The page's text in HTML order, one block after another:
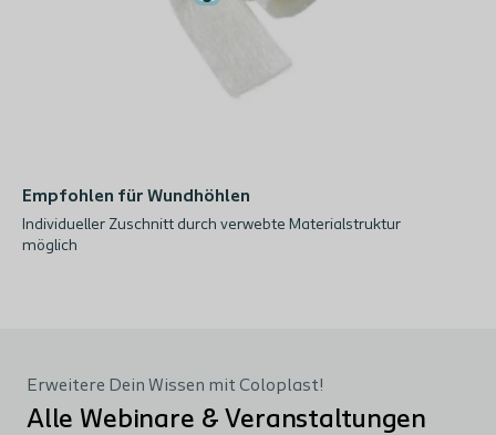
Empfohlen für Wundhöhlen
Individueller Zuschnitt durch verwebte Materialstruktur
möglich
Erweitere Dein Wissen mit Coloplast!
Alle Webinare & Veranstaltungen